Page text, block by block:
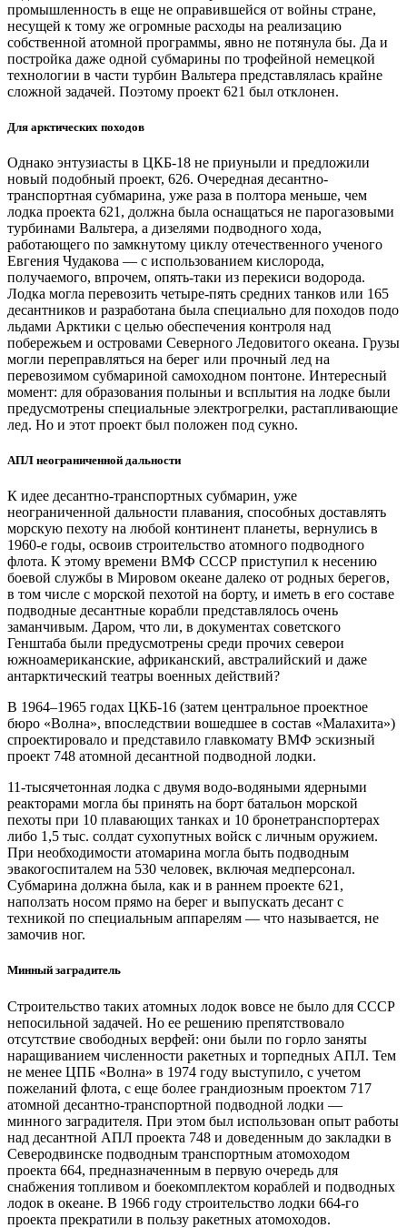
промышленность в еще не оправившейся от войны стране,
несущей к тому же огромные расходы на реализацию
собственной атомной программы, явно не потянула бы. Да и
постройка даже одной субмарины по трофейной немецкой
технологии в части турбин Вальтера представлялась крайне
сложной задачей. Поэтому проект 621 был отклонен.
Для арктических походов
Однако энтузиасты в ЦКБ‑18 не приуныли и предложили
новый подобный проект, 626. Очередная десантно-
транспортная субмарина, уже раза в полтора меньше, чем
лодка проекта 621, должна была оснащаться не парогазовыми
турбинами Вальтера, а дизелями подводного хода,
работающего по замкнутому циклу отечественного ученого
Евгения Чудакова — ​с использованием кислорода,
получаемого, впрочем, опять-таки из перекиси водорода.
Лодка могла перевозить четыре-пять средних танков или 165
десантников и разработана была специально для походов подо
льдами Арктики с целью обеспечения контроля над
побережьем и островами Северного Ледовитого океана. Грузы
могли переправляться на берег или прочный лед на
перевозимом субмариной самоходном понтоне. Интересный
момент: для образования полыньи и всплытия на лодке были
предусмотрены специальные электрогрелки, растапливающие
лед. Но и этот проект был положен под сукно.
АПЛ неограниченной дальности
К идее десантно-транспортных субмарин, уже
неограниченной дальности плавания, способных доставлять
морскую пехоту на любой континент планеты, вернулись в
1960-е годы, освоив строительство атомного подводного
флота. К этому времени ВМФ СССР приступил к несению
боевой службы в Мировом океане далеко от родных берегов,
в том числе с морской пехотой на борту, и иметь в его составе
подводные десантные корабли представлялось очень
заманчивым. Даром, что ли, в документах советского
Генштаба были предусмотрены среди прочих северои
южноамериканские, африканский, австралийский и даже
антарктический театры военных действий?
В 1964–1965 годах ЦКБ‑16 (затем центральное проектное
бюро «Волна», впоследствии вошедшее в состав «Малахита»)
спроектировало и представило главкомату ВМФ эскизный
проект 748 атомной десантной подводной лодки.
11-тысячетонная лодка с двумя водо-водяными ядерными
реакторами могла бы принять на борт батальон морской
пехоты при 10 плавающих танках и 10 бронетранспортерах
либо 1,5 тыс. солдат сухопутных войск с личным оружием.
При необходимости атомарина могла быть подводным
эвакогоспиталем на 530 человек, включая медперсонал.
Субмарина должна была, как и в раннем проекте 621,
наползать носом прямо на берег и выпускать десант с
техникой по специальным аппарелям — ​что называется, не
замочив ног.
Минный заградитель
Строительство таких атомных лодок вовсе не было для СССР
непосильной задачей. Но ее решению препятствовало
отсутствие свободных верфей: они были по горло заняты
наращиванием численности ракетных и торпедных АПЛ. Тем
не менее ЦПБ «Волна» в 1974 году выступило, с учетом
пожеланий флота, с еще более грандиозным проектом 717
атомной десантно-транспортной подводной лодки — ​
минного заградителя. При этом был использован опыт работы
над десантной АПЛ проекта 748 и доведенным до закладки в
Северодвинске подводным транспортным атомоходом
проекта 664, предназначенным в первую очередь для
снабжения топливом и боекомплектом кораблей и подводных
лодок в океане. В 1966 году строительство лодки 664-го
проекта прекратили в пользу ракетных атомоходов.